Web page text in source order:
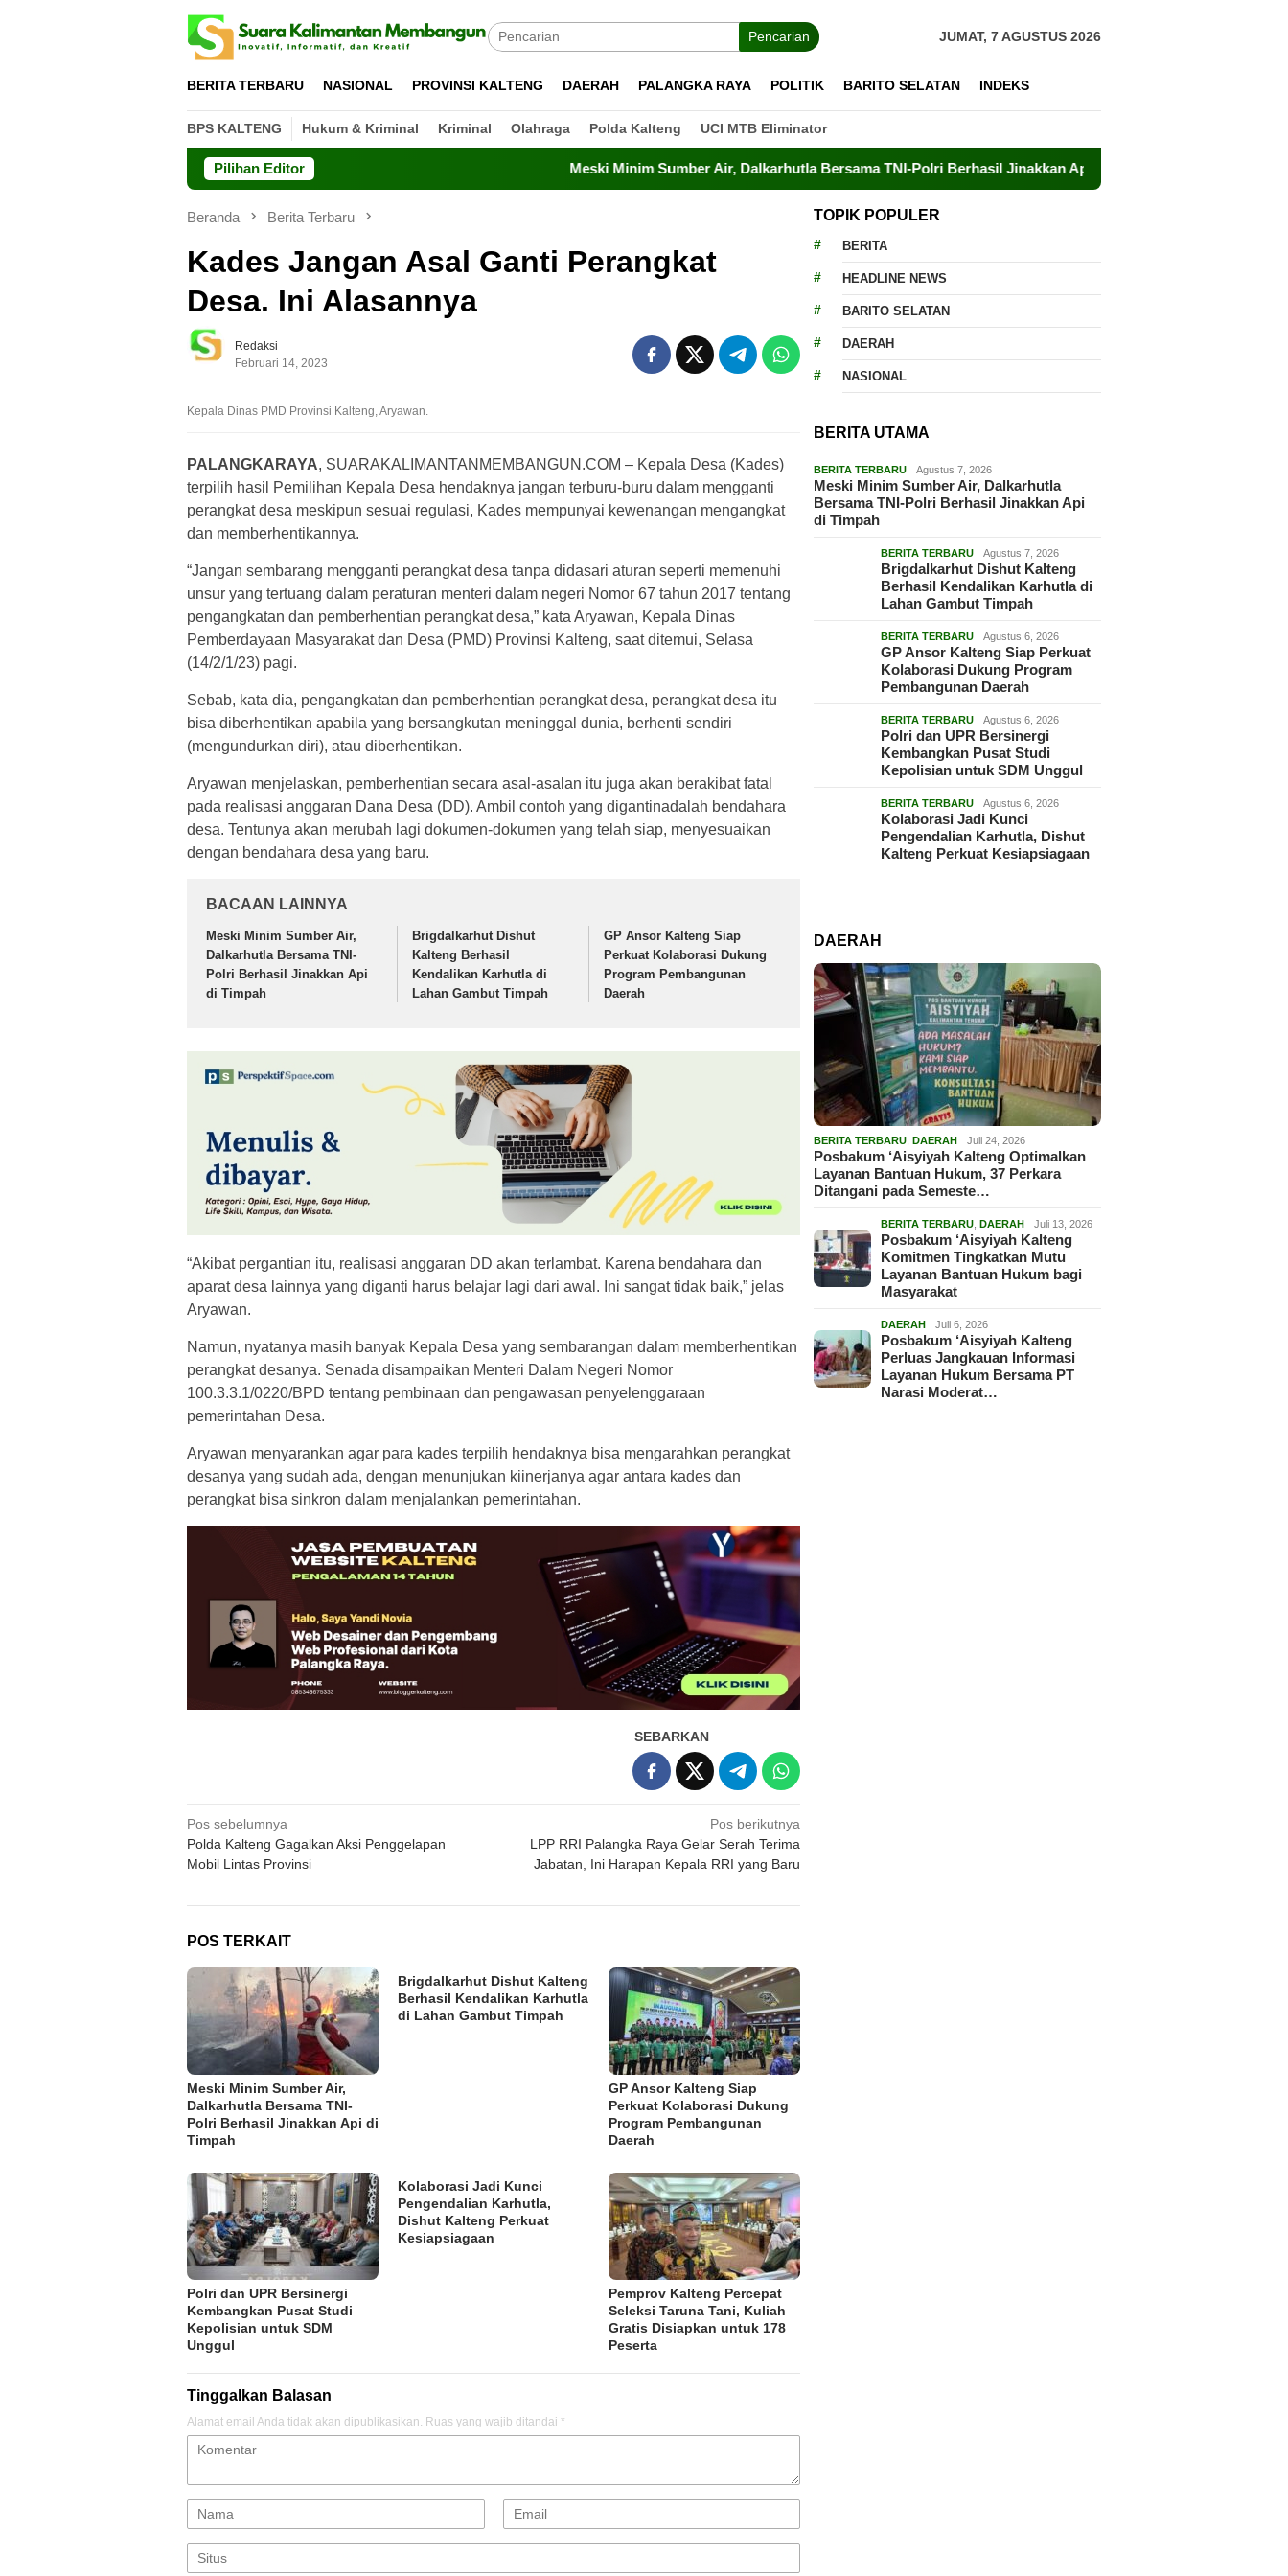
Pencarian JUMAT, 7 AGUSTUS 2026
BERITA TERBARU NASIONAL PROVINSI KALTENG DAERAH PALANGKA RAYA POLITIK BARITO SELATAN INDEKS
BPS KALTENG Hukum & Kriminal Kriminal Olahraga Polda Kalteng UCI MTB Eliminator
Pilihan Editor Meski Minim Sumber Air, Dalkarhutla Bersama TNI-Polri Berhasil Jinakkan Api di Timpah
Beranda Berita Terbaru
Kades Jangan Asal Ganti Perangkat
Desa. Ini Alasannya
Redaksi
Februari 14, 2023
Kepala Dinas PMD Provinsi Kalteng, Aryawan.
PALANGKARAYA, SUARAKALIMANTANMEMBANGUN.COM – Kepala Desa (Kades)
terpilih hasil Pemilihan Kepala Desa hendaknya jangan terburu-buru dalam mengganti
perangkat desa meskipun sesuai regulasi, Kades mempunyai kewenangan mengangkat
dan memberhentikannya.
“Jangan sembarang mengganti perangkat desa tanpa didasari aturan seperti memenuhi
unsur yang tertuang dalam peraturan menteri dalam negeri Nomor 67 tahun 2017 tentang
pengangkatan dan pemberhentian perangkat desa,” kata Aryawan, Kepala Dinas
Pemberdayaan Masyarakat dan Desa (PMD) Provinsi Kalteng, saat ditemui, Selasa
(14/2/1/23) pagi.
Sebab, kata dia, pengangkatan dan pemberhentian perangkat desa, perangkat desa itu
bisa diberhentikan apabila yang bersangkutan meninggal dunia, berhenti sendiri
(mengundurkan diri), atau diberhentikan.
Aryawan menjelaskan, pemberhentian secara asal-asalan itu juga akan berakibat fatal
pada realisasi anggaran Dana Desa (DD). Ambil contoh yang digantinadalah bendahara
desa. Tentunya akan merubah lagi dokumen-dokumen yang telah siap, menyesuaikan
dengan bendahara desa yang baru.
BACAAN LAINNYA
Meski Minim Sumber Air,
Dalkarhutla Bersama TNI-
Polri Berhasil Jinakkan Api
di Timpah
Brigdalkarhut Dishut
Kalteng Berhasil
Kendalikan Karhutla di
Lahan Gambut Timpah
GP Ansor Kalteng Siap
Perkuat Kolaborasi Dukung
Program Pembangunan
Daerah
“Akibat pergantian itu, realisasi anggaran DD akan terlambat. Karena bendahara dan
aparat desa lainnya yang diganti harus belajar lagi dari awal. Ini sangat tidak baik,” jelas
Aryawan.
Namun, nyatanya masih banyak Kepala Desa yang sembarangan dalam memberhentikan
perangkat desanya. Senada disampaikan Menteri Dalam Negeri Nomor
100.3.3.1/0220/BPD tentang pembinaan dan pengawasan penyelenggaraan
pemerintahan Desa.
Aryawan menyarankan agar para kades terpilih hendaknya bisa mengarahkan perangkat
desanya yang sudah ada, dengan menunjukan kiinerjanya agar antara kades dan
perangkat bisa sinkron dalam menjalankan pemerintahan.
SEBARKAN
Navigasi
pos
Pos sebelumnya
Polda Kalteng Gagalkan Aksi Penggelapan
Mobil Lintas Provinsi
Pos berikutnya
LPP RRI Palangka Raya Gelar Serah Terima
Jabatan, Ini Harapan Kepala RRI yang Baru
POS TERKAIT
Meski Minim Sumber Air,
Dalkarhutla Bersama TNI-
Polri Berhasil Jinakkan Api di
Timpah
Brigdalkarhut Dishut Kalteng
Berhasil Kendalikan Karhutla
di Lahan Gambut Timpah
GP Ansor Kalteng Siap
Perkuat Kolaborasi Dukung
Program Pembangunan
Daerah
Polri dan UPR Bersinergi
Kembangkan Pusat Studi
Kepolisian untuk SDM
Unggul
Kolaborasi Jadi Kunci
Pengendalian Karhutla,
Dishut Kalteng Perkuat
Kesiapsiagaan
Pemprov Kalteng Percepat
Seleksi Taruna Tani, Kuliah
Gratis Disiapkan untuk 178
Peserta
Tinggalkan Balasan
Alamat email Anda tidak akan dipublikasikan. Ruas yang wajib ditandai *
TOPIK POPULER
BERITA
HEADLINE NEWS
BARITO SELATAN
DAERAH
NASIONAL
BERITA UTAMA
BERITA TERBARU Agustus 7, 2026
Meski Minim Sumber Air, Dalkarhutla
Bersama TNI-Polri Berhasil Jinakkan Api
di Timpah
BERITA TERBARU Agustus 7, 2026
Brigdalkarhut Dishut Kalteng
Berhasil Kendalikan Karhutla di
Lahan Gambut Timpah
BERITA TERBARU Agustus 6, 2026
GP Ansor Kalteng Siap Perkuat
Kolaborasi Dukung Program
Pembangunan Daerah
BERITA TERBARU Agustus 6, 2026
Polri dan UPR Bersinergi
Kembangkan Pusat Studi
Kepolisian untuk SDM Unggul
BERITA TERBARU Agustus 6, 2026
Kolaborasi Jadi Kunci
Pengendalian Karhutla, Dishut
Kalteng Perkuat Kesiapsiagaan
DAERAH
BERITA TERBARU ,DAERAH Juli 24, 2026
Posbakum ‘Aisyiyah Kalteng Optimalkan
Layanan Bantuan Hukum, 37 Perkara
Ditangani pada Semeste…
BERITA TERBARU ,DAERAH Juli 13, 2026
Posbakum ‘Aisyiyah Kalteng
Komitmen Tingkatkan Mutu
Layanan Bantuan Hukum bagi
Masyarakat
DAERAH Juli 6, 2026
Posbakum ‘Aisyiyah Kalteng
Perluas Jangkauan Informasi
Layanan Hukum Bersama PT
Narasi Moderat…